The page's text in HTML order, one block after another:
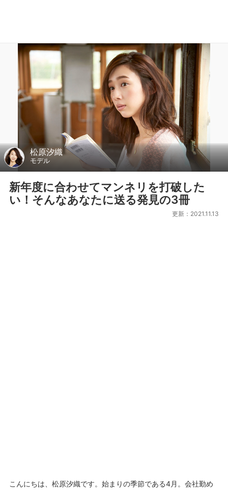
松原汐織
モデル
新年度に合わせてマンネリを打破した
い！そんなあなたに送る発見の3冊
更新：2021.11.13
こんにちは、松原汐織です。始まりの季節である4月。会社勤め